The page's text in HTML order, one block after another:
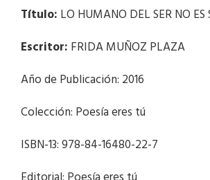
Título: LO HUMANO DEL SER NO
Escritor: FRIDA MUÑOZ PLAZA
Año de Publicación: 2016
Colección: Poesía eres tú
ISBN-13: 978-84-16480-22-7